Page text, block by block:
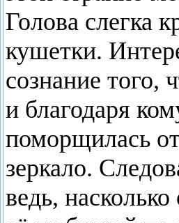
Голова слегка
кушетки.
сознание того,
и благодаря
поморщилась
зеркало.
ведь,